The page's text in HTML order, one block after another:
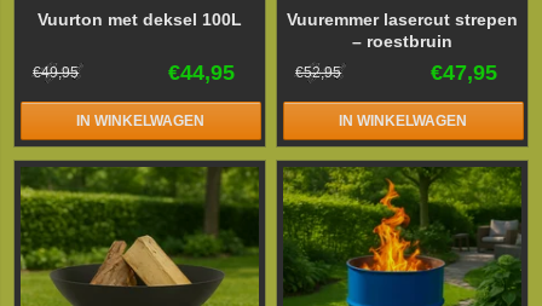
Vuurton met deksel 100L
€44,95
€49,95
IN WINKELWAGEN
Vuuremmer lasercut strepen
– roestbruin
€47,95
€52,95
IN WINKELWAGEN